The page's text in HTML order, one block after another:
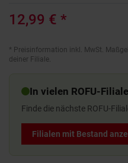
12,99 € *
* Preisinformation inkl. MwSt.
deiner Filiale.
In vielen ROFU-
Finde die nächste ROFU-
Filialen mit Bestand